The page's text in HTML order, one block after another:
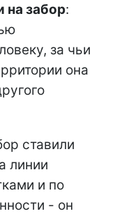
на забор:
за чьи
она
ставили
линии
и по
- он